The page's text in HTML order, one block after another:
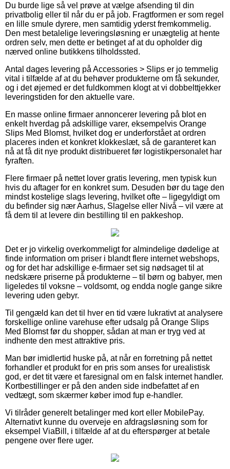
Du burde lige så vel prøve at vælge afsending til din
privatbolig eller til når du er på job. Fragtformen er som regel
en lille smule dyrere, men samtidig yderst fremkommelig.
Den mest betalelige leveringsløsning er unægtelig at hente
ordren selv, men dette er betinget af at du opholder dig
nærved online butikkens tilholdssted.
Antal dages levering på Accessories > Slips er jo temmelig
vital i tilfælde af at du behøver produkterne om få sekunder,
og i det øjemed er det fuldkommen klogt at vi dobbelttjekker
leveringstiden for den aktuelle vare.
En masse online firmaer annoncerer levering på blot en
enkelt hverdag på adskillige varer, eksempelvis Orange
Slips Med Blomst, hvilket dog er underforstået at ordren
placeres inden et konkret klokkeslæt, så de garanteret kan
nå at få dit nye produkt distribueret før logistikpersonalet har
fyraften.
Flere firmaer på nettet lover gratis levering, men typisk kun
hvis du aftager for en konkret sum. Desuden bør du tage den
mindst kostelige slags levering, hvilket ofte – ligegyldigt om
du befinder sig nær Aarhus, Slagelse eller Nivå – vil være at
få dem til at levere din bestilling til en pakkeshop.
Det er jo virkelig overkommeligt for almindelige dødelige at
finde information om priser i blandt flere internet webshops,
og for det har adskillige e-firmaer set sig nødsaget til at
nedskære priserne på produkterne – til børn og babyer, men
ligeledes til voksne – voldsomt, og endda nogle gange sikre
levering uden gebyr.
Til gengæld kan det til hver en tid være lukrativt at analysere
forskellige online varehuse efter udsalg på Orange Slips
Med Blomst før du shopper, sådan at man er tryg ved at
indhente den mest attraktive pris.
Man bør imidlertid huske på, at når en forretning på nettet
forhandler et produkt for en pris som anses for urealistisk
god, er det tit være et faresignal om en falsk internet handler.
Kortbestillinger er på den anden side indbefattet af en
vedtægt, som skærmer køber imod fup e-handler.
Vi tilråder generelt betalinger med kort eller MobilePay.
Alternativt kunne du overveje en afdragsløsning som for
eksempel ViaBill, i tilfælde af at du efterspørger at betale
pengene over flere uger.